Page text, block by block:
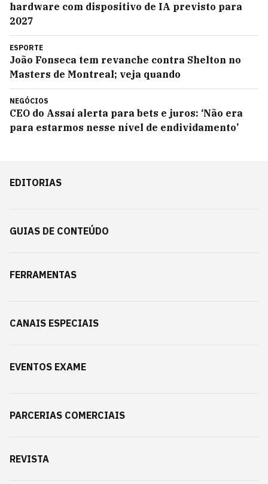
hardware com dispositivo de IA previsto para
2027
ESPORTE
João Fonseca tem revanche contra Shelton no
Masters de Montreal; veja quando
NEGÓCIOS
CEO do Assaí alerta para bets e juros: ‘Não era
para estarmos nesse nível de endividamento’
EDITORIAS
GUIAS DE CONTEÚDO
FERRAMENTAS
CANAIS ESPECIAIS
EVENTOS EXAME
PARCERIAS COMERCIAIS
REVISTA